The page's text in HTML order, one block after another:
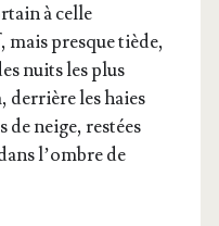
à celle
mais presque tiède,
nuits les plus
der­rière les haies
de neige, res­tées
l’ombre de